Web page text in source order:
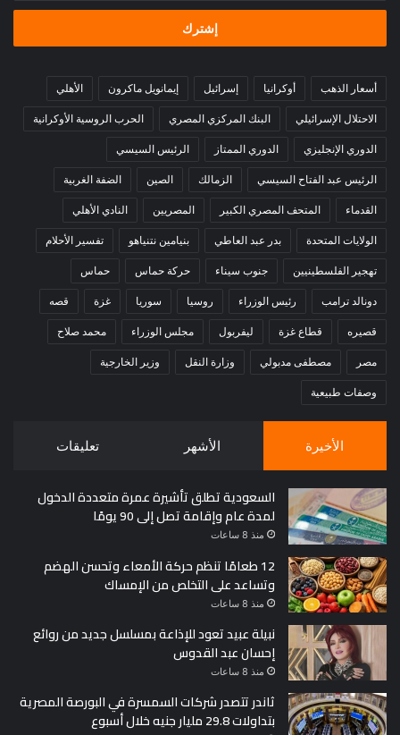
الإلكتروني
أسعار الذهب أوكرانيا إسرائيل إيمانويل ماكرون الأهلي
الاحتلال الإسرائيلي البنك المركزي المصري الحرب الروسية الأوكرانية
الدوري الإنجليزي الدوري الممتاز الرئيس السيسي
الرئيس عبد الفتاح السيسي الزمالك الصين الضفة الغربية
القدماء المتحف المصري الكبير المصريين النادي الأهلي
الولايات المتحدة بدر عبد العاطي بنيامين نتنياهو تفسير الأحلام
تهجير الفلسطينيين جنوب سيناء حركة حماس حماس
دونالد ترامب رئيس الوزراء روسيا سوريا غزة قصه
قصيره قطاع غزة ليفربول مجلس الوزراء محمد صلاح
مصر مصطفى مدبولي وزارة النقل وزير الخارجية
وصفات طبيعية
الأخيرة الأشهر تعليقات
السعودية تطلق تأشيرة عمرة متعددة الدخول
لمدة عام وإقامة تصل إلى 90 يومًا
منذ 8 ساعات
12 طعامًا تنظم حركة الأمعاء وتحسن الهضم
وتساعد على التخلص من الإمساك
منذ 8 ساعات
نبيلة عبيد تعود للإذاعة بمسلسل جديد من روائع
إحسان عبد القدوس
منذ 8 ساعات
ثاندر تتصدر شركات السمسرة في البورصة المصرية
بتداولات 29.8 مليار جنيه خلال أسبوع